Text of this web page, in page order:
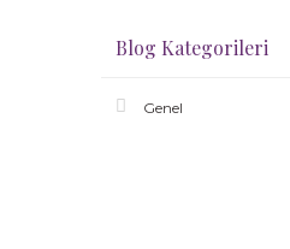
Blog Kategorileri
Genel